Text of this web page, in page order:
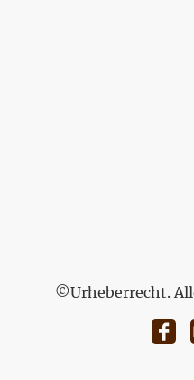
©Urheberrecht.